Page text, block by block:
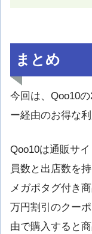
まとめ
今回は、Qoo10
ー経由のお得な
Qoo10は通販サ
員数と出店数を
メガポタグ付き
万円割引のクー
由で購入すると